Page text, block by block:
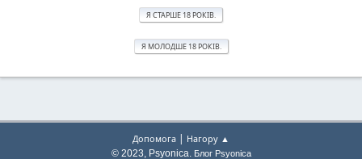
Допомога | Нагору ▲
© 2023, Psyonica. Блог Psyonica